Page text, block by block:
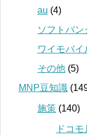
au (4)
ソフトバン
ワイモバイ
その他 (5)
MNP豆知識
施策 (140)
ドコ